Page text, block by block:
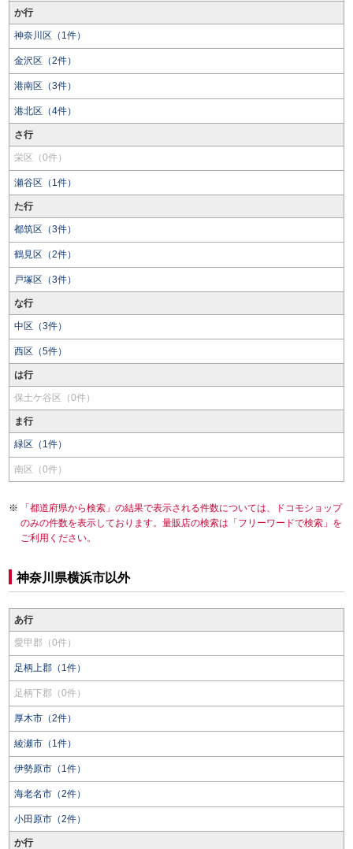
か行
神奈川区（1件）
金沢区（2件）
港南区（3件）
港北区（4件）
さ行
栄区（0件）
瀬谷区（1件）
た行
都筑区（3件）
鶴見区（2件）
戸塚区（3件）
な行
中区（3件）
西区（5件）
は行
保土ケ谷区（0件）
ま行
緑区（1件）
南区（0件）
「都道府県から検索」の結果で表示される件数については、ドコモショップ
のみの件数を表示しております。量販店の検索は「フリーワードで検索」を
ご利用ください。
神奈川県横浜市以外
あ行
愛甲郡（0件）
足柄上郡（1件）
足柄下郡（0件）
厚木市（2件）
綾瀬市（1件）
伊勢原市（1件）
海老名市（2件）
小田原市（2件）
か行